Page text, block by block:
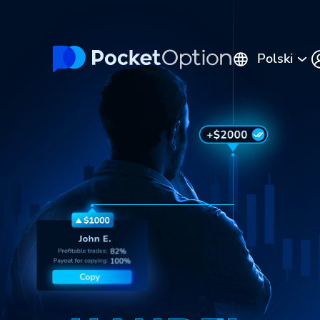
Polski
Русский
Español
Italiano
Indonesia
Français
ไทย
Deutsch
Tiếng Việt
العربية
Melayu
中文
Türkçe
한국어
Srpski
Română
हिन्दी
ελληνικά
Українська
Հայերեն